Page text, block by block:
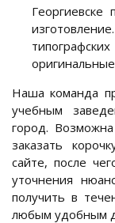
Георгиевске
Наша команда
учебным
город.
заказать
сайте, после
уточнения
получить в
любым удобным